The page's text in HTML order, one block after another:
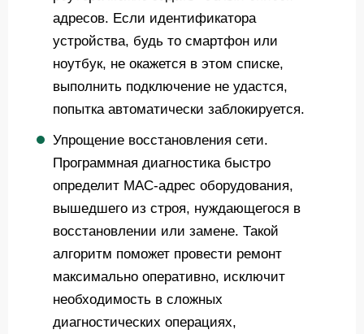
адресов. Если идентификатора
устройства, будь то смартфон или
ноутбук, не окажется в этом списке,
выполнить подключение не удастся,
попытка автоматически заблокируется.
Упрощение восстановления сети.
Программная диагностика быстро
определит MAC-адрес оборудования,
вышедшего из строя, нуждающегося в
восстановлении или замене. Такой
алгоритм поможет провести ремонт
максимально оперативно, исключит
необходимость в сложных
диагностических операциях,